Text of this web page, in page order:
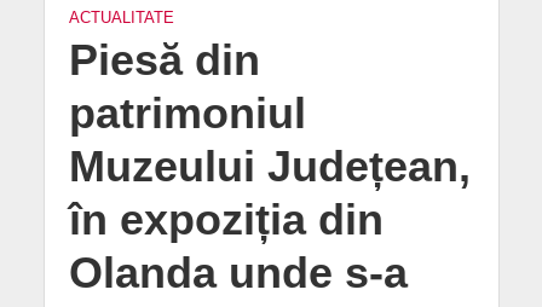
ACTUALITATE
Piesă din
patrimoniul
Muzeului Județean,
în expoziția din
Olanda unde s-a